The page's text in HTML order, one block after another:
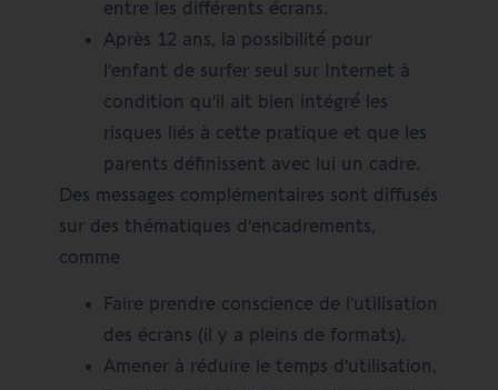
entre les différents écrans.
Après 12 ans, la possibilité́ pour
l’enfant de surfer seul sur Internet à
condition qu’il ait bien intégré́ les
risques liés à cette pratique et que les
parents définissent avec lui un cadre.
Des messages complémentaires sont diffusés
sur des thématiques d’encadrements,
comme
Faire prendre conscience de l’utilisation
des écrans (il y a pleins de formats),
Amener à réduire le temps d’utilisation,